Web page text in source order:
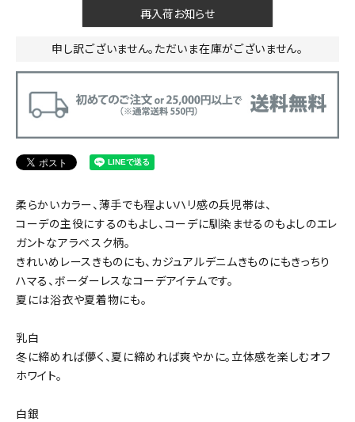
再入荷お知らせ
申し訳ございません。ただいま在庫がございません。
柔らかいカラー、薄手でも程よいハリ感の兵児帯は、
コーデの主役にするのもよし、コーデに馴染ませるのもよしのエレ
ガントなアラベスク柄。
きれいめレースきものにも、カジュアルデニムきものにもきっちり
ハマる、ボーダーレスなコーデアイテムです。
夏には浴衣や夏着物にも。
乳白
冬に締めれば儚く、夏に締めれば爽やかに。立体感を楽しむオフ
ホワイト。
白銀